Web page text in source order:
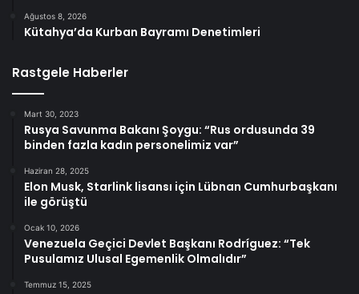
Ağustos 8, 2026
Kütahya’da Kurban Bayramı Denetimleri
Rastgele Haberler
Mart 30, 2023
Rusya Savunma Bakanı Şoygu: “Rus ordusunda 39
binden fazla kadın personelimiz var”
Haziran 28, 2025
Elon Musk, Starlink lisansı için Lübnan Cumhurbaşkanı
ile görüştü
Ocak 10, 2026
Venezuela Geçici Devlet Başkanı Rodríguez: “Tek
Pusulamız Ulusal Egemenlik Olmalıdır”
Temmuz 15, 2025